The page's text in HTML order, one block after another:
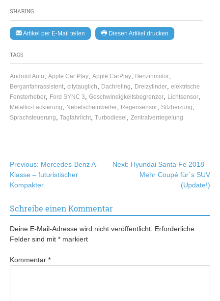
SHARING
Artikel per E-Mail teilen Diesen Artikel drucken
TAGS
Android Auto, Apple Car Play, Apple CarPlay, Benzinmotor,
Berganfahrassistent, citytauglich, Dachreling, Dreizylinder, elektrische
Fensterheber, Ford SYNC 3, Geschwindigkeitsbegrenzer, Lichtsensor,
Metallic-Lackierung, Nebelscheinwerfer, Regensensor, Sitzheizung,
Sprachsteuerung, Tagfahrlicht, Turbodiesel , Zentralverriegelung
Beitragsnavigation
Previous: Mercedes-Benz A-
Klasse – futuristischer
Kompakter
Next: Hyundai Santa Fe 2018 –
Mehr Coupé für´s SUV
(Update!)
Schreibe einen Kommentar
Deine E-Mail-Adresse wird nicht veröffentlicht. Erforderliche
Felder sind mit * markiert
Kommentar *